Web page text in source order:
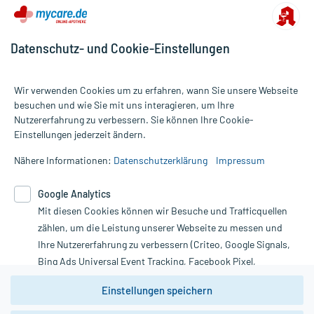
Alle Preise gelten inkl. MwSt., ggf. zzgl. Versandkosten
Informationen auf dieser Website werden ausschließlich für
die Untersuchung und Behandlung durch einen Arzt. Bitte
Therapien eingeleitet werden können. | Diese Webseite benutzt
Google Analytics. Lesen Sie bitte dazu die wichtigen Hinweise in
unserer Datenschutzerklärung. Für den Widerruf einer Bestellung
nutzen Sie das Formular:
Vertrag widerrufen
Datenschutz- und Cookie-Einstellungen
Wir verwenden Cookies um zu erfahren, wann Sie unsere Webseite
besuchen und wie Sie mit uns interagieren, um Ihre
Nutzererfahrung zu verbessern. Sie können Ihre Cookie-
Einstellungen jederzeit ändern.
Nähere Informationen: Datenschutzerklärung Impressum
Google Analytics
Mit diesen Cookies können wir Besuche und Trafficquellen
zählen, um die Leistung unserer Webseite zu messen und
Ihre Nutzererfahrung zu verbessern (Criteo, Google Signals,
Bing Ads Universal Event Tracking, Facebook Pixel,
Youtube-Social Plugin).
Wir weisen darauf hin, dass die
Einstellungen speichern